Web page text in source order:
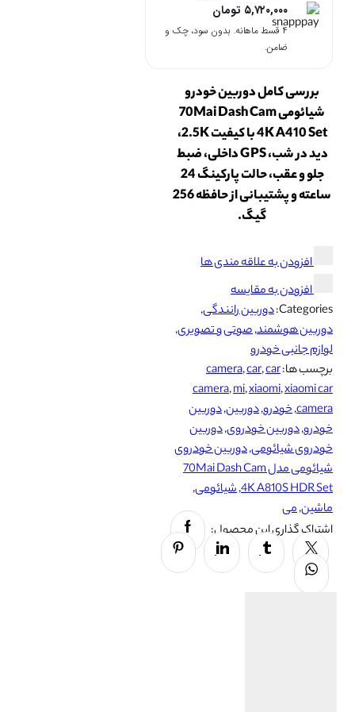
Mai
Dash
A410
Set70
عدد
۵,۷۲۰,۰۰۰ تومان
۴ قسط ماهانه. بدون سود، چک و
ضامن.
بررسی کامل دوربین خودرو
شیائومی 70Mai Dash Cam
4K A410 Set با کیفیت 2.5K،
دید در شب، GPS داخلی، ضبط
جلو و عقب، حالت پارکینگ 24
ساعته و پشتیبانی از حافظه 256
گیگ.
افزودن به علاقه مندی ها
افزودن به مقایسه
Categories: دوربین رانندگی,
دوربین هوشمند,صوتی و تصویری,
لوازم جانبی خودرو
برچسب ها:
camera,car,car
camera,mi,xiaomi,xiaomi car
camera
,خودرو,دوربین,دوربین
خودرو,دوربین خودروی,دوربین
خودروی شیائومی,دوربین خودروی
شیائومی مدل 70Mai Dash Cam
4K A810S HDR Set
,شیائومی,
ماشین,می
اشتراک گذاری این محصول:
Facebook
Twitter
Tumblr
Linkedin
Pinterest
Whatsapp